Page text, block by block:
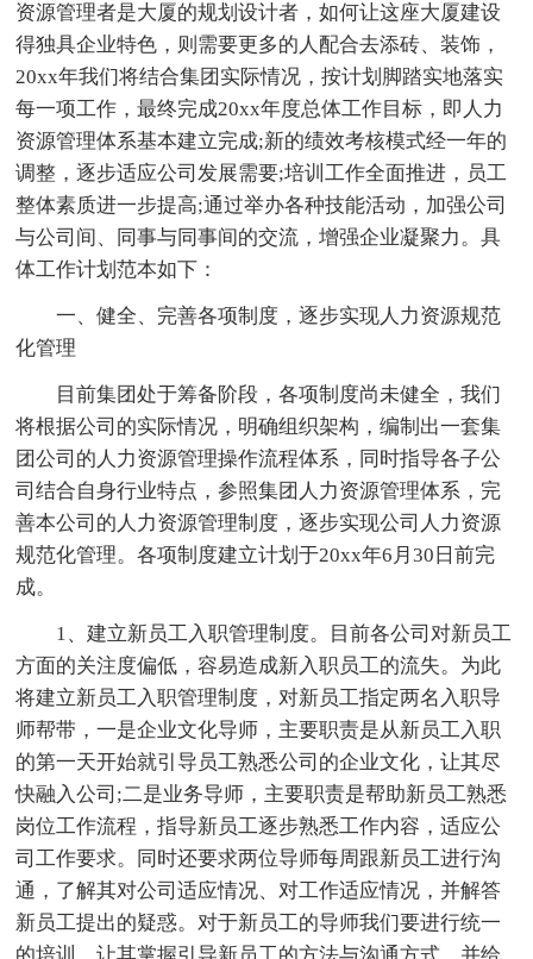
资源管理者是大厦的规划设计者，如何让这座大厦建设
得独具企业特色，则需要更多的人配合去添砖、装饰，
20xx年我们将结合集团实际情况，按计划脚踏实地落实
每一项工作，最终完成20xx年度总体工作目标，即人力
资源管理体系基本建立完成;新的绩效考核模式经一年的
调整，逐步适应公司发展需要;培训工作全面推进，员工
整体素质进一步提高;通过举办各种技能活动，加强公司
与公司间、同事与同事间的交流，增强企业凝聚力。具
体工作计划范本如下：
一、健全、完善各项制度，逐步实现人力资源规范
化管理
目前集团处于筹备阶段，各项制度尚未健全，我们
将根据公司的实际情况，明确组织架构，编制出一套集
团公司的人力资源管理操作流程体系，同时指导各子公
司结合自身行业特点，参照集团人力资源管理体系，完
善本公司的人力资源管理制度，逐步实现公司人力资源
规范化管理。各项制度建立计划于20xx年6月30日前完
成。
1、建立新员工入职管理制度。目前各公司对新员工
方面的关注度偏低，容易造成新入职员工的流失。为此
将建立新员工入职管理制度，对新员工指定两名入职导
师帮带，一是企业文化导师，主要职责是从新员工入职
的第一天开始就引导员工熟悉公司的企业文化，让其尽
快融入公司;二是业务导师，主要职责是帮助新员工熟悉
岗位工作流程，指导新员工逐步熟悉工作内容，适应公
司工作要求。同时还要求两位导师每周跟新员工进行沟
通，了解其对公司适应情况、对工作适应情况，并解答
新员工提出的疑惑。对于新员工的导师我们要进行统一
的培训，让其掌握引导新员工的方法与沟通方式，并给